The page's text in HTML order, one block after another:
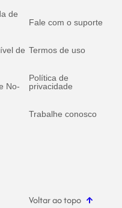
de
de
No-
Fale com o suporte
Termos de uso
Política de
privacidade
Trabalhe conosco
Voltar ao topo